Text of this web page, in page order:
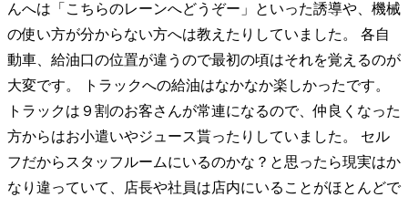
んへは「こちらのレーンへどうぞー」といった誘導や、機械
の使い方が分からない方へは教えたりしていました。 各自
動車、給油口の位置が違うので最初の頃はそれを覚えるのが
大変です。 トラックへの給油はなかなか楽しかったです。
トラックは９割のお客さんが常連になるので、仲良くなった
方からはお小遣いやジュース貰ったりしていました。 セル
フだからスタッフルームにいるのかな？と思ったら現実はか
なり違っていて、店長や社員は店内にいることがほとんどで